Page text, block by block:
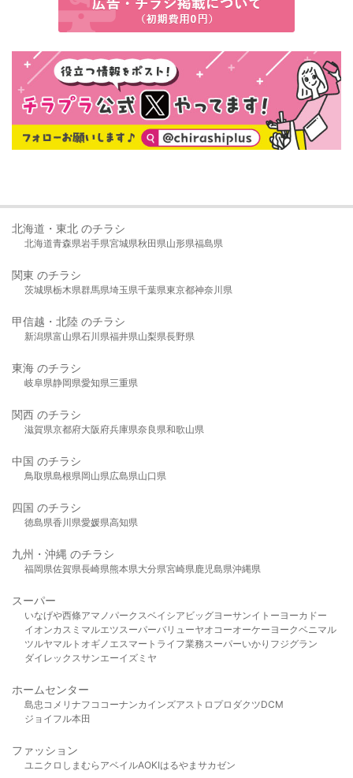
北海道・東北 のチラシ
北海道青森県岩手県宮城県秋田県山形県福島県
関東 のチラシ
茨城県栃木県群馬県埼玉県千葉県東京都神奈川県
甲信越・北陸 のチラシ
新潟県富山県石川県福井県山梨県長野県
東海 のチラシ
岐阜県静岡県愛知県三重県
関西 のチラシ
滋賀県京都府大阪府兵庫県奈良県和歌山県
中国 のチラシ
鳥取県島根県岡山県広島県山口県
四国 のチラシ
徳島県香川県愛媛県高知県
九州・沖縄 のチラシ
福岡県佐賀県長崎県熊本県大分県宮崎県鹿児島県沖縄県
スーパー
いなげや西條アマノパークスベイシア ビッグヨーサンイトーヨーカドー
イオンカスミ マルエツスーパーバリューヤオコーオーケー ヨークベニマル
ツルヤマルト オギノ エスマート ライフ業務スーパーいかり フジグラン
ダイレックスサンエーイズミヤ
ホームセンター
島忠 コメリ ナフコ コーナンカインズアストロプロダクツDCM
ジョイフル本田
ファッション
ユニクロ しまむら アベイルAOKIはるやま サカゼン